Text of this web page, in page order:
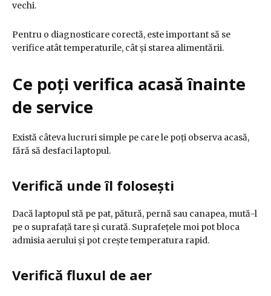
vechi.
Pentru o diagnosticare corectă, este important să se
verifice atât temperaturile, cât și starea alimentării.
Ce poți verifica acasă înainte
de service
Există câteva lucruri simple pe care le poți observa acasă,
fără să desfaci laptopul.
Verifică unde îl folosești
Dacă laptopul stă pe pat, pătură, pernă sau canapea, mută-l
pe o suprafață tare și curată. Suprafețele moi pot bloca
admisia aerului și pot crește temperatura rapid.
Verifică fluxul de aer